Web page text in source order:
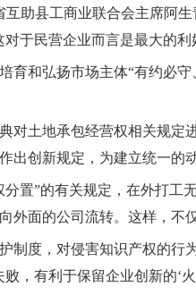
互助县工商业联合会主席
于民营企业而言是最大的利
育和弘扬市场主体“有约必
对土地承包经营权相关规
创新规定，为建立统一的
置”的有关规定，在外打
面的公司流转。这样，不
制度，对侵害知识产权的
，有利于保留企业创新的‘